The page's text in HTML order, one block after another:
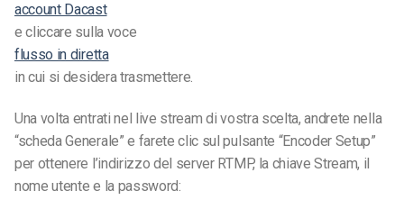
account Dacast
e cliccare sulla voce
flusso in diretta
in cui si desidera trasmettere.
Una volta entrati nel live stream di vostra scelta, andrete nella
“scheda Generale” e farete clic sul pulsante “Encoder Setup”
per ottenere l’indirizzo del server RTMP, la chiave Stream, il
nome utente e la password: